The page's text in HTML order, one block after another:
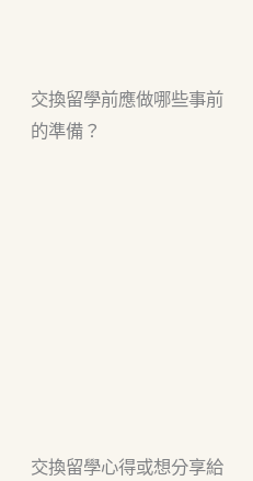
交換留學前應做哪些事前
的準備？
交換留學心得或想分享給